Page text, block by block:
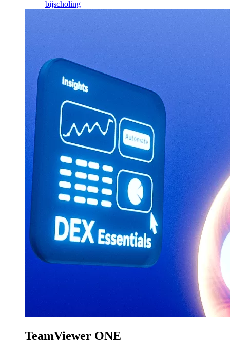
bijscholing
TeamViewer ONE